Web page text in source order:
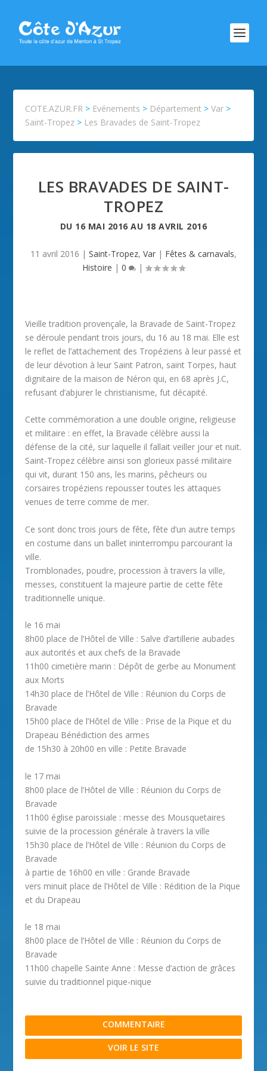
COTE.AZUR.FR > Evénements > Département >Var >
Saint-Tropez > Les Bravades de Saint-Tropez
LES BRAVADES DE SAINT-
TROPEZ
DU 16 MAI 2016 AU 18 AVRIL 2016
11 avril 2016 | Saint-Tropez, Var | Fêtes & carnavals,
Histoire | 0 |
Vieille tradition provençale, la Bravade de Saint-Tropez
se déroule pendant trois jours, du 16 au 18 mai. Elle est
le reflet de l’attachement des Tropéziens à leur passé et
de leur dévotion à leur Saint Patron, saint Torpes, haut
dignitaire de la maison de Néron qui, en 68 après J.C,
refusant d’abjurer le christianisme, fut décapité.
Cette commémoration a une double origine, religieuse
et militaire : en effet, la Bravade célèbre aussi la
défense de la cité, sur laquelle il fallait veiller jour et nuit.
Saint-Tropez célèbre ainsi son glorieux passé militaire
qui vit, durant 150 ans, les marins, pêcheurs ou
corsaires tropéziens repousser toutes les attaques
venues de terre comme de mer.
Ce sont donc trois jours de fête, fête d’un autre temps
en costume dans un ballet ininterrompu parcourant la
ville.
Tromblonades, poudre, procession à travers la ville,
messes, constituent la majeure partie de cette fête
traditionnelle unique.
le 16 mai
8h00 place de l’Hôtel de Ville : Salve d’artillerie aubades
aux autorités et aux chefs de la Bravade
11h00 cimetière marin : Dépôt de gerbe au Monument
aux Morts
14h30 place de l’Hôtel de Ville : Réunion du Corps de
Bravade
15h00 place de l’Hôtel de Ville : Prise de la Pique et du
Drapeau Bénédiction des armes
de 15h30 à 20h00 en ville : Petite Bravade
le 17 mai
8h00 place de l’Hôtel de Ville : Réunion du Corps de
Bravade
11h00 église paroissiale : messe des Mousquetaires
suivie de la procession générale à travers la ville
15h30 place de l’Hôtel de Ville : Réunion du Corps de
Bravade
à partie de 16h00 en ville : Grande Bravade
vers minuit place de l’Hôtel de Ville : Rédition de la Pique
et du Drapeau
le 18 mai
8h00 place de l’Hôtel de Ville : Réunion du Corps de
Bravade
11h00 chapelle Sainte Anne : Messe d’action de grâces
suivie du traditionnel pique-nique
COMMENTAIRE
VOIR LE SITE